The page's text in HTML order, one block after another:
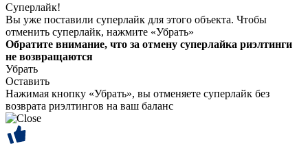
Суперлайк!
Вы уже поставили суперлайк для этого объекта. Чтобы
отменить суперлайк, нажмите «Убрать»
Обратите внимание, что за отмену суперлайка риэлтинги
не возвращаются
Убрать
Оставить
Нажимая кнопку «Убрать», вы отменяете суперлайк без
возврата риэлтингов на ваш баланс